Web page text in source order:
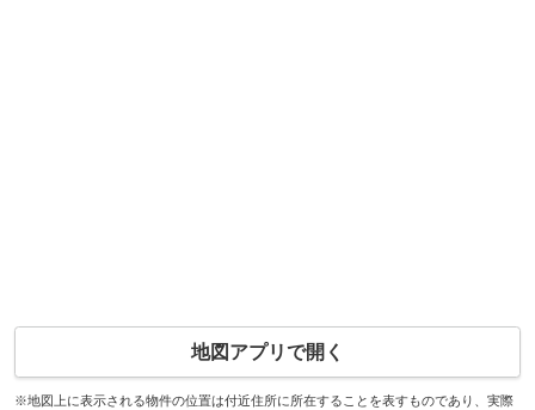
地図アプリで開く
※地図上に表示される物件の位置は付近住所に所在することを表すものであり、実際